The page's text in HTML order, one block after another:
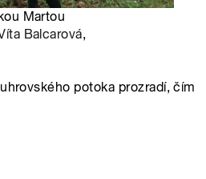
Martou
Balcarová,
potoka prozradí, čím